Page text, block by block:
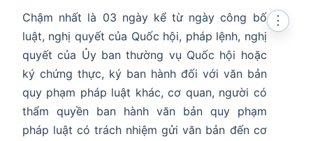
Chậm nhất là 03 ngày kể từ ngày công bố
luật, nghị quyết của Quốc hội, pháp lệnh, nghị
quyết của Ủy ban thường vụ Quốc hội hoặc
ký chứng thực, ký ban hành đối với văn bản
quy phạm pháp luật khác, cơ quan, người có
thẩm quyền ban hành văn bản quy phạm
pháp luật có trách nhiệm gửi văn bản đến cơ
⋮